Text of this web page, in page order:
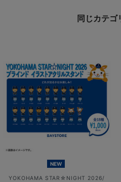
同じカテゴ
NEW
YOKOHAMA STAR☆NIGHT 2026/